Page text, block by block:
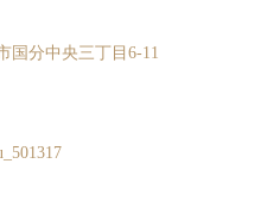
国分中央三丁目6-11